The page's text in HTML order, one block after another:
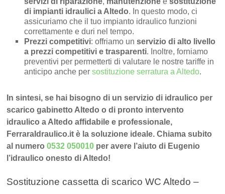
di impianti idraulici a Altedo. In questo modo, ci
assicuriamo che il tuo impianto idraulico funzioni
correttamente e duri nel tempo.
Prezzi competitivi: offriamo unservizio di alto livello
a prezzi competitivi e trasparenti. Inoltre, forniamo
preventivi per permetterti di valutare le nostre tariffe in
anticipo anche persostituzione serratura a Altedo.
In sintesi, se hai bisogno di un servizio di idraulico per
scarico gabinetto Altedo o di pronto intervento
idraulico a Altedo affidabile e professionale,
FerraraIdraulico.it è la soluzione ideale. Chiama subito
al numero0532 050010 per avere l’aiuto di Eugenio
l’idraulico onesto di Altedo!
Sostituzione cassetta di scarico WC Altedo –